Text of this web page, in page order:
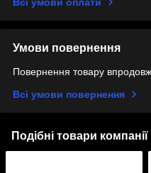
Умови повернення
Повернення товару
Всі умови повернення
Подібні товари компанії